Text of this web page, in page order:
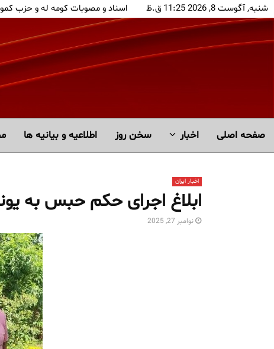
شنبه, آگوست 8, 2026 11:25 ق.ظ اسناد و مصوبات کومه له و حزب
صفحه اصلی اخبار سخن روز اطلاعیه و بیانیه ها
اخبار ایران
ابلاغ اجرای حکم حبس به
نوامبر 27, 2025